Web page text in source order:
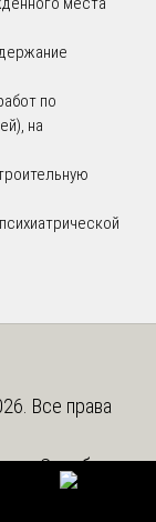
по
на
Все права
Судебных